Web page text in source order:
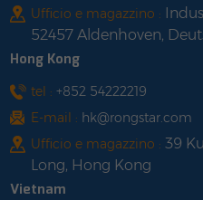
Ufficio e magazzino :
52457 Aldenhoven,
Hong Kong
tel : +852 54222219
E-mail : hk@rongstar.com
Ufficio e magazzino : 39
Long, Hong Kong
Vietnam